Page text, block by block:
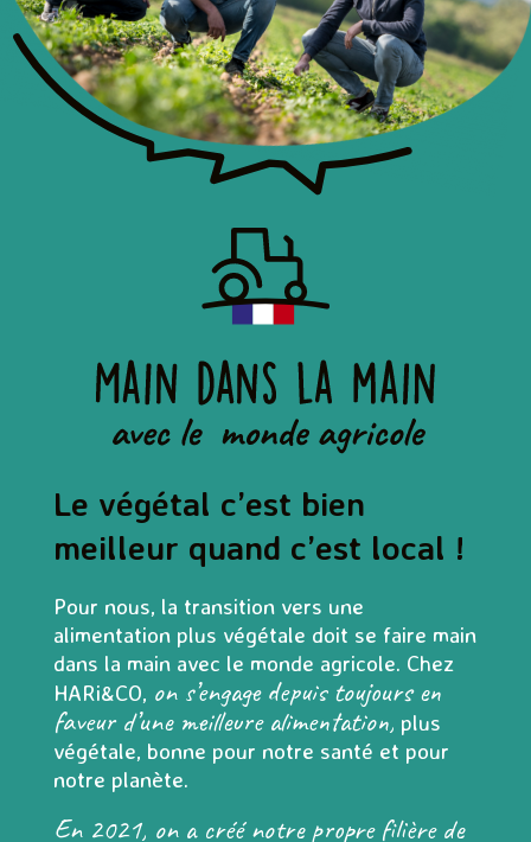
Le végétal c’est bien
meilleur quand c’est local !
Pour nous, la transition vers une
alimentation plus végétale doit se faire main
dans la main avec le monde agricole. Chez
HARi&CO, on s’engage depuis toujours en
faveur d’une meilleure alimentation, plus
végétale, bonne pour notre santé et pour
notre planète.
En 2021, on a créé notre propre filière de